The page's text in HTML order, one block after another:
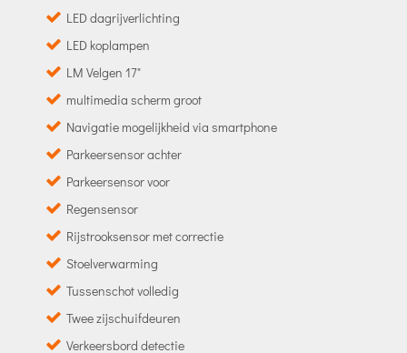
LED dagrijverlichting
LED koplampen
LM Velgen 17"
multimedia scherm groot
Navigatie mogelijkheid via smartphone
Parkeersensor achter
Parkeersensor voor
Regensensor
Rijstrooksensor met correctie
Stoelverwarming
Tussenschot volledig
Twee zijschuifdeuren
Verkeersbord detectie